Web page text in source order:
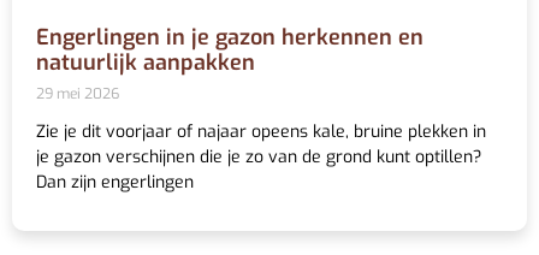
Engerlingen in je gazon herkennen en
natuurlijk aanpakken
29 mei 2026
Zie je dit voorjaar of najaar opeens kale, bruine plekken in
je gazon verschijnen die je zo van de grond kunt optillen?
Dan zijn engerlingen